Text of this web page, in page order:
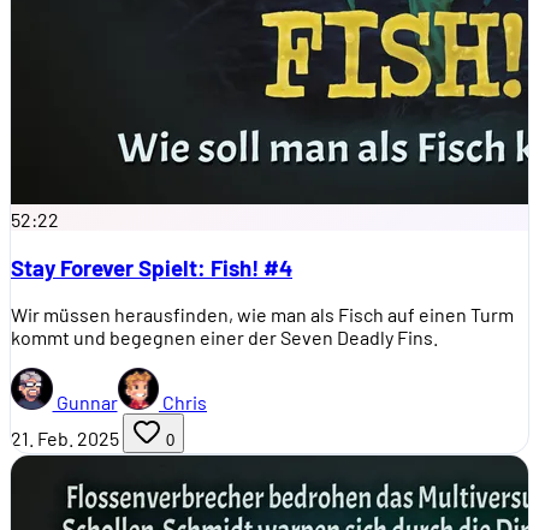
52:22
Stay Forever Spielt: Fish! #4
Wir müssen herausfinden, wie man als Fisch auf einen Turm
kommt und begegnen einer der Seven Deadly Fins.
Gunnar
Chris
21. Feb. 2025
0